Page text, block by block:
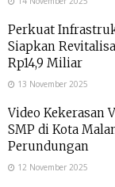
Perkuat
Siapkan
Rp14,9 Miliar
13 November 2025
Video Kekerasan
SMP di Kota
Perundungan
12 November 2025